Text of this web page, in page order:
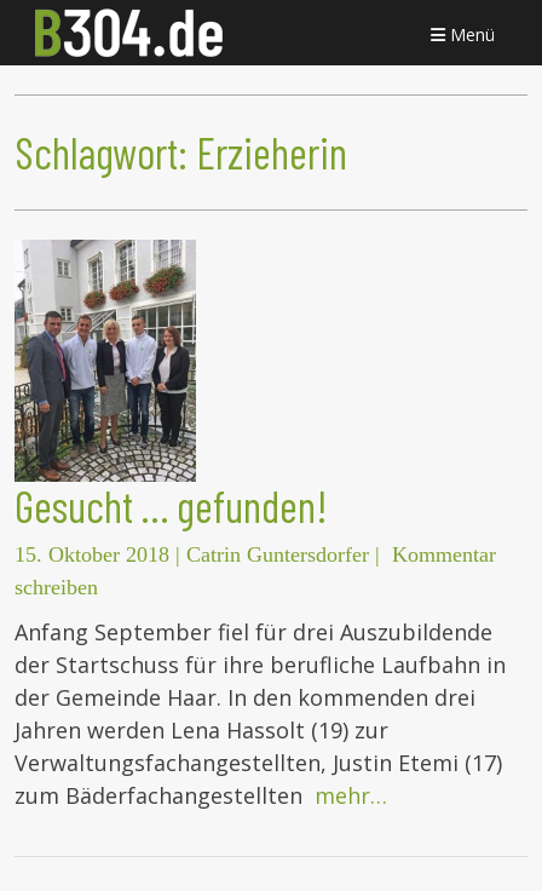
Menü
Schlagwort: Erzieherin
Gesucht … gefunden!
15. Oktober 2018 | Catrin Guntersdorfer | Kommentar
schreiben
Anfang September fiel für drei Auszubildende
der Startschuss für ihre berufliche Laufbahn in
der Gemeinde Haar. In den kommenden drei
Jahren werden Lena Hassolt (19) zur
Verwaltungsfachangestellten, Justin Etemi (17)
zum Bäderfachangestellten mehr…